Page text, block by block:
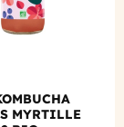
MYRTILLE